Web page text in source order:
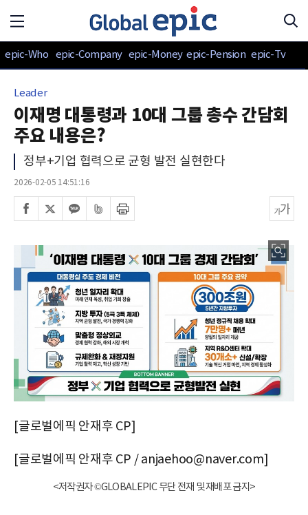
epic-Who epic-Company epic-Money epic-Pension epic-Tv
Leader
이재명 대통령과 10대 그룹 총수 간담회
주요 내용은?
정부+기업 협력으로 균형 발전 실현한다
2026-02-05 14:51:16
[글로벌에픽 안재후 CP]
[글로벌에픽 안재후 CP / anjaehoo@naver.com]
<저작권자 ©GLOBALEPIC 무단 전재 및 재배포 금지>